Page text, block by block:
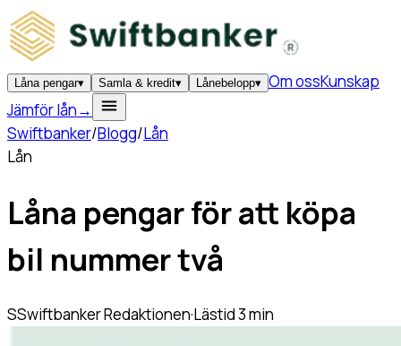
Låna pengar▾ Samla & kredit▾ Lånebelopp▾ Om ossKunskap
Jämför lån→
Swiftbanker/Blogg/Lån
Lån
Låna pengar för att köpa
bil nummer två
SSwiftbanker Redaktionen·Lästid3min